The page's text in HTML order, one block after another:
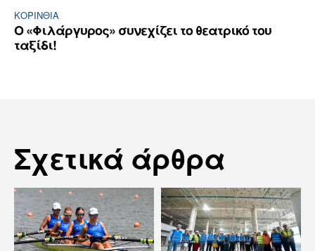
ΚΟΡΙΝΘΊΑ
Ο «Φιλάργυρος» συνεχίζει το θεατρικό του
ταξίδι!
Σχετικά άρθρα